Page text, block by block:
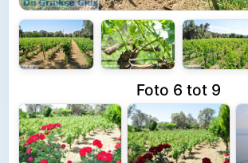
Foto 6 tot 9